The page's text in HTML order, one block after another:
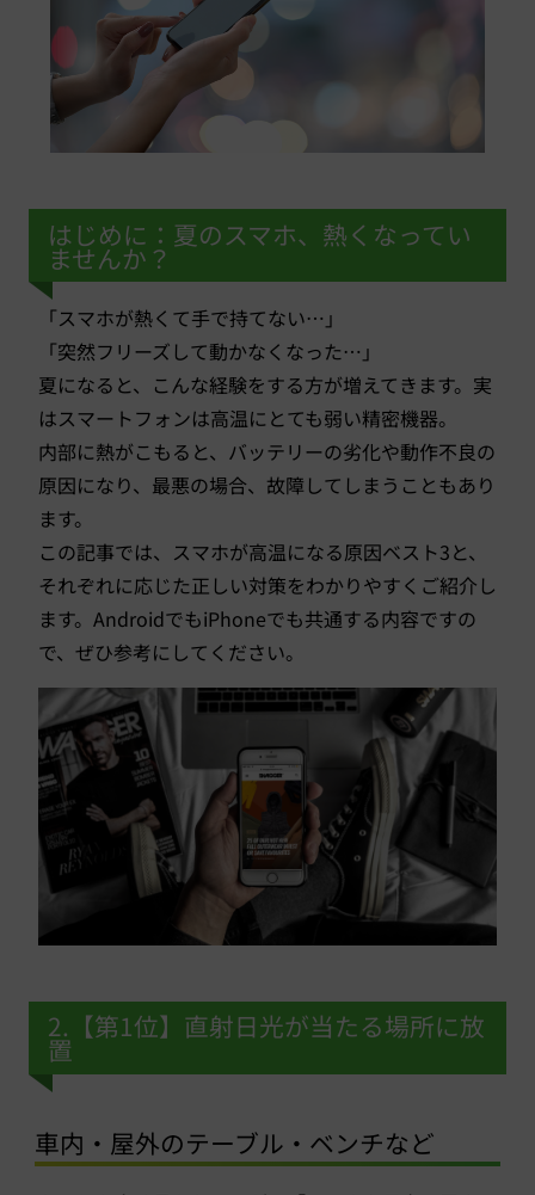
はじめに：夏のスマホ、熱くなってい
ませんか？
「スマホが熱くて手で持てない…」
「突然フリーズして動かなくなった…」
夏になると、こんな経験をする方が増えてきます。実
はスマートフォンは高温にとても弱い精密機器。
内部に熱がこもると、バッテリーの劣化や動作不良の
原因になり、最悪の場合、故障してしまうこともあり
ます。
この記事では、スマホが高温になる原因ベスト3と、
それぞれに応じた正しい対策をわかりやすくご紹介し
ます。AndroidでもiPhoneでも共通する内容ですの
で、ぜひ参考にしてください。
2.【第1位】直射日光が当たる場所に放
置
車内・屋外のテーブル・ベンチなど